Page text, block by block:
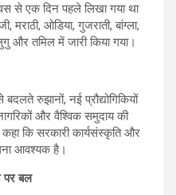
से एक दिन पहले लिखा गया था
ओडिया, गुजराती, बांग्ला,
और तमिल में जारी किया गया।
रुझानों, नई प्रौद्योगिकियों
और वैश्विक समुदाय की
कहा कि सरकारी कार्यसंस्कृति और
आवश्यक है।
पर बल